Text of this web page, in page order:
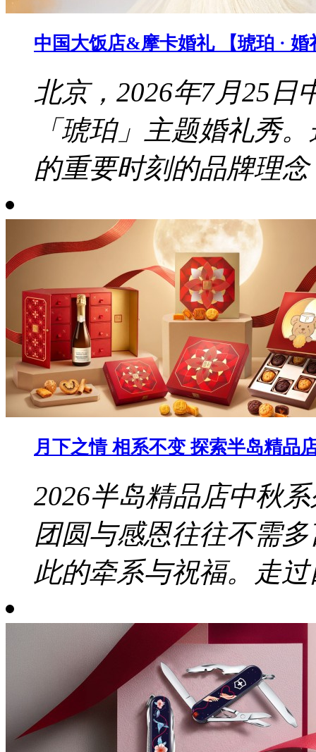
中国大饭店&摩卡婚礼 【琥珀 ·
北京，2026年7月25日
「琥珀」主题婚礼秀
的重要时刻的品牌理念
月下之情 相系不变 探索半岛精品
2026半岛精品店中秋
团圆与感恩往往不需
此的牵系与祝福。走